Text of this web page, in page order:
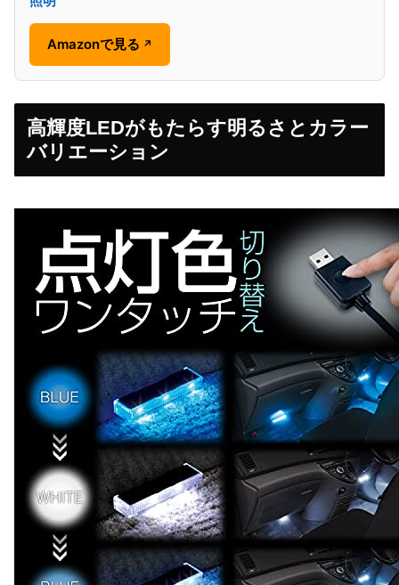
Amazonで見る ↗
高輝度LEDがもたらす明るさとカラー
バリエーション